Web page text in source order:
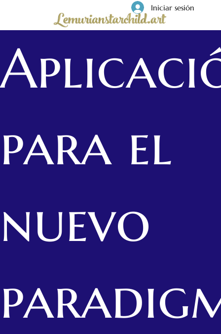
Iniciar sesión
para el
nuevo